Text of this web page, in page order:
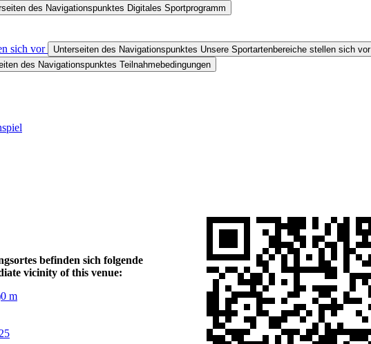
des Navigationspunktes Digitales Sportprogramm
sich vor
Unterseiten des Navigationspunktes Unsere Sportartenbereiche stellen sich vor
des Navigationspunktes Teilnahmebedingungen
befinden sich folgende
vicinity of this venue:
0 m